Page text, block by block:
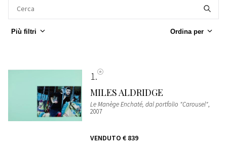
Più filtri Ordina per
1
MILES ALDRIDGE
Le Manège Enchaté, dal portfolio "Carousel",
2007
VENDUTO € 839